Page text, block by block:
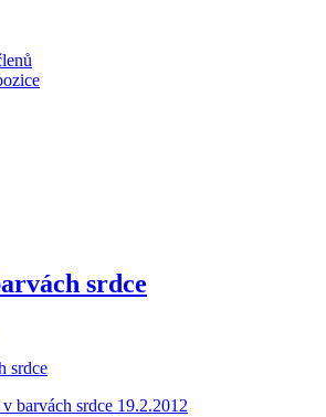
srdce
barvách srdce 19.2.2012